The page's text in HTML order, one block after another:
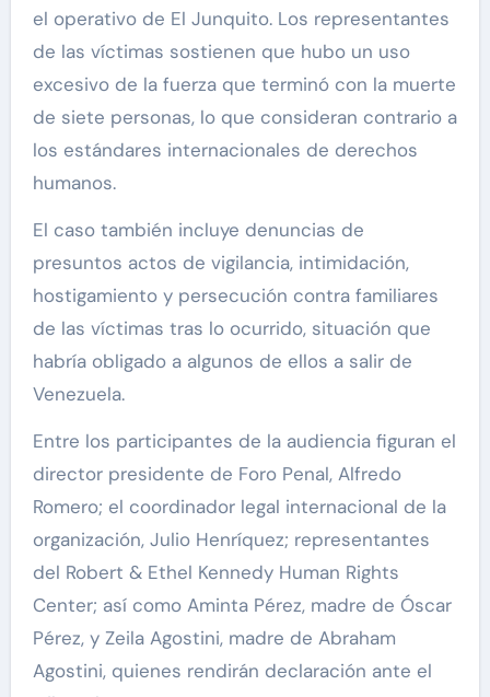
el operativo de El Junquito. Los representantes
de las víctimas sostienen que hubo un uso
excesivo de la fuerza que terminó con la muerte
de siete personas, lo que consideran contrario a
los estándares internacionales de derechos
humanos.
El caso también incluye denuncias de
presuntos actos de vigilancia, intimidación,
hostigamiento y persecución contra familiares
de las víctimas tras lo ocurrido, situación que
habría obligado a algunos de ellos a salir de
Venezuela.
Entre los participantes de la audiencia figuran el
director presidente de Foro Penal, Alfredo
Romero; el coordinador legal internacional de la
organización, Julio Henríquez; representantes
del Robert & Ethel Kennedy Human Rights
Center; así como Aminta Pérez, madre de Óscar
Pérez, y Zeila Agostini, madre de Abraham
Agostini, quienes rendirán declaración ante el